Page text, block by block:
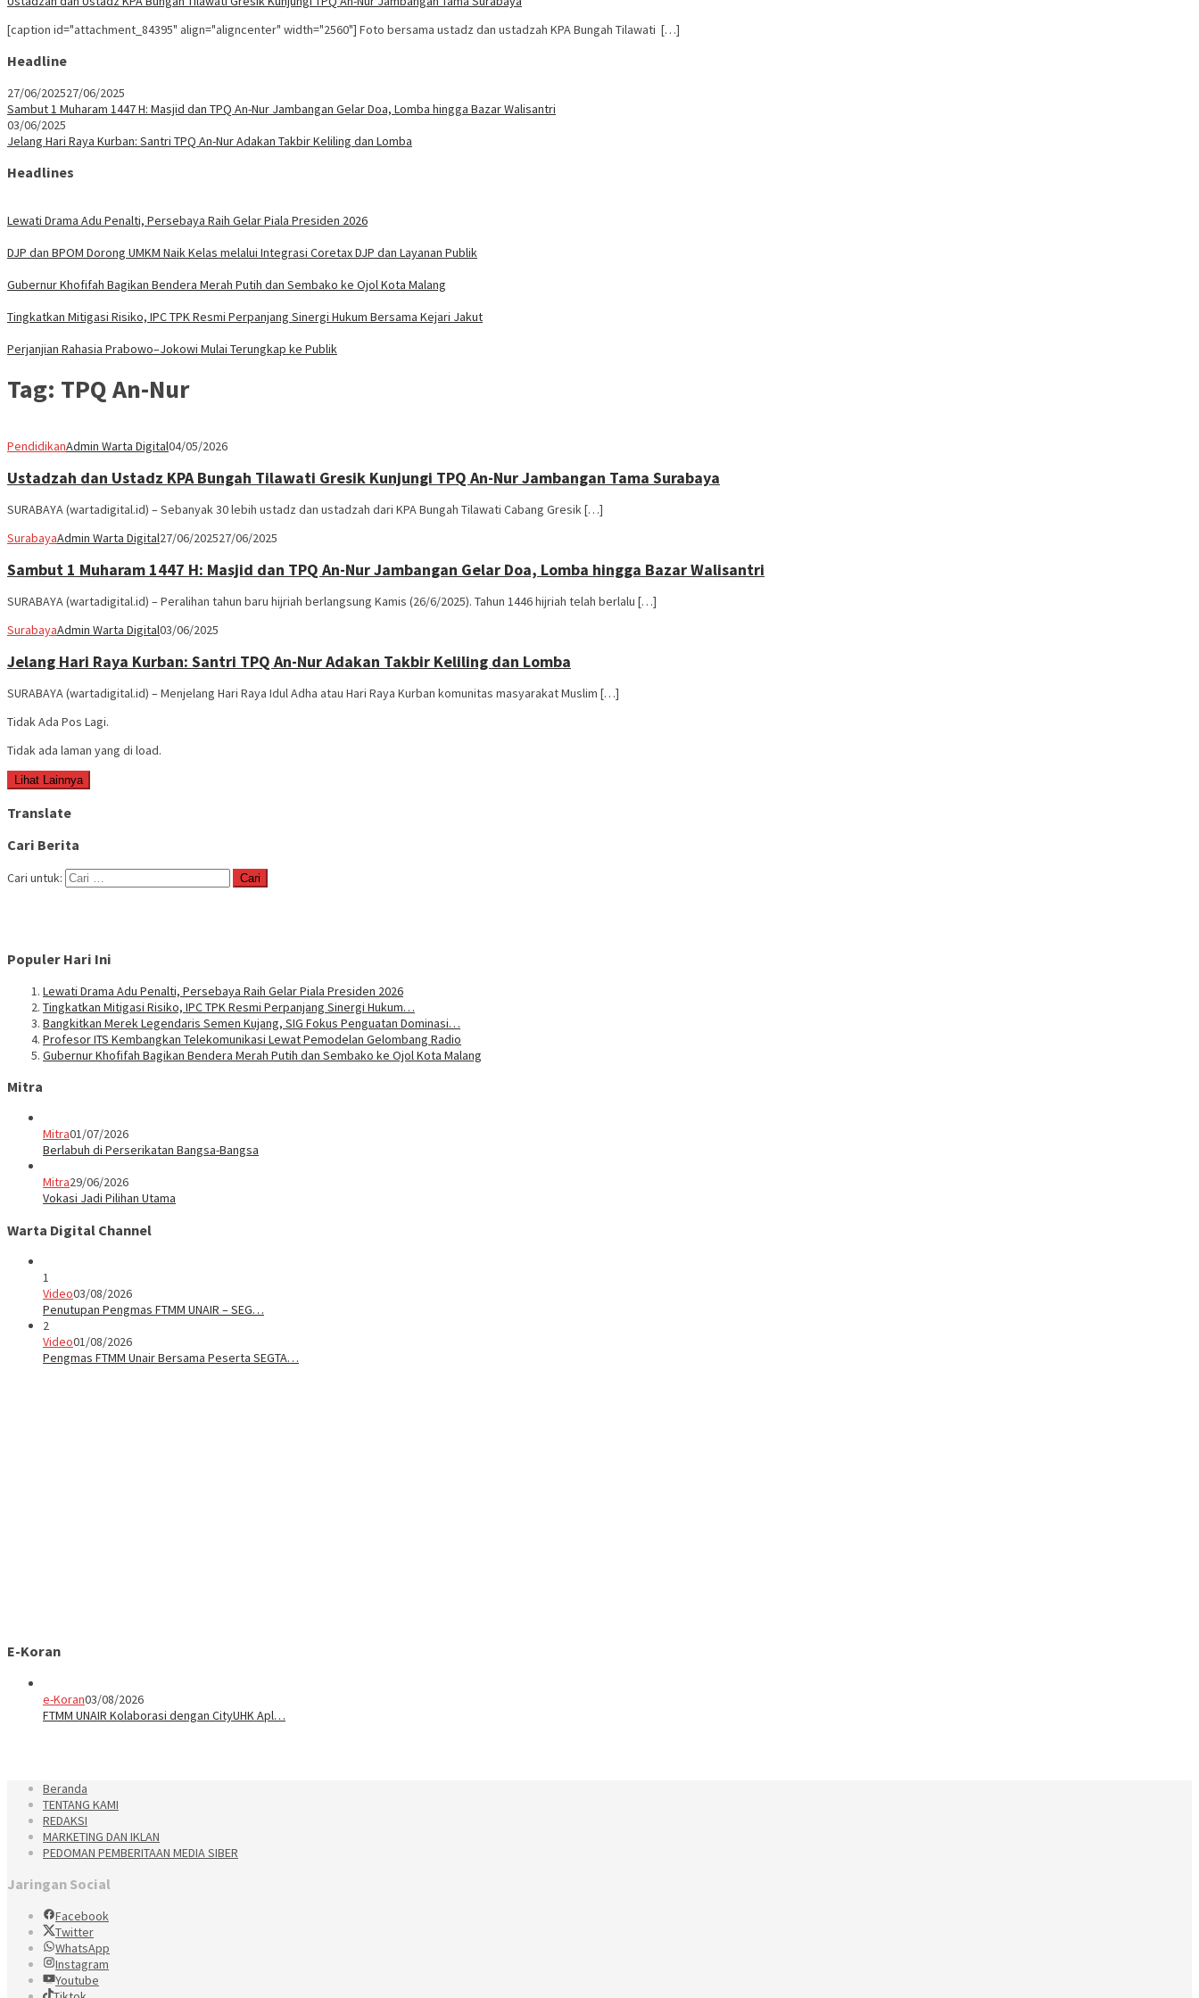
[caption id="attachment_84395" align="aligncenter" width="2560"] Foto bersama ustadz dan ustadzah KPA Bungah Tilawati […]
Headline
27/06/202527/06/2025
Sambut 1 Muharam 1447 H: Masjid dan TPQ An-Nur Jambangan Gelar Doa, Lomba hingga Bazar Walisantri
03/06/2025
Jelang Hari Raya Kurban: Santri TPQ An-Nur Adakan Takbir Keliling dan Lomba
Headlines
Lewati Drama Adu Penalti, Persebaya Raih Gelar Piala Presiden 2026
DJP dan BPOM Dorong UMKM Naik Kelas melalui Integrasi Coretax DJP dan Layanan Publik
Gubernur Khofifah Bagikan Bendera Merah Putih dan Sembako ke Ojol Kota Malang
Tingkatkan Mitigasi Risiko, IPC TPK Resmi Perpanjang Sinergi Hukum Bersama Kejari Jakut
Perjanjian Rahasia Prabowo–Jokowi Mulai Terungkap ke Publik
Tag: TPQ An-Nur
PendidikanAdmin Warta Digital04/05/2026
Ustadzah dan Ustadz KPA Bungah Tilawati Gresik Kunjungi TPQ An-Nur Jambangan Tama Surabaya
SURABAYA (wartadigital.id) – Sebanyak 30 lebih ustadz dan ustadzah dari KPA Bungah Tilawati Cabang Gresik […]
SurabayaAdmin Warta Digital27/06/202527/06/2025
Sambut 1 Muharam 1447 H: Masjid dan TPQ An-Nur Jambangan Gelar Doa, Lomba hingga Bazar Walisantri
SURABAYA (wartadigital.id) – Peralihan tahun baru hijriah berlangsung Kamis (26/6/2025). Tahun 1446 hijriah telah berlalu […]
SurabayaAdmin Warta Digital03/06/2025
Jelang Hari Raya Kurban: Santri TPQ An-Nur Adakan Takbir Keliling dan Lomba
SURABAYA (wartadigital.id) – Menjelang Hari Raya Idul Adha atau Hari Raya Kurban komunitas masyarakat Muslim […]
Tidak Ada Pos Lagi.
Tidak ada laman yang di load.
Lihat Lainnya
Translate
Cari Berita
Cari untuk:
Populer Hari Ini
Lewati Drama Adu Penalti, Persebaya Raih Gelar Piala Presiden 2026
Tingkatkan Mitigasi Risiko, IPC TPK Resmi Perpanjang Sinergi Hukum…
Bangkitkan Merek Legendaris Semen Kujang, SIG Fokus Penguatan Dominasi…
Profesor ITS Kembangkan Telekomunikasi Lewat Pemodelan Gelombang Radio
Gubernur Khofifah Bagikan Bendera Merah Putih dan Sembako ke Ojol Kota Malang
Mitra
Mitra01/07/2026
Berlabuh di Perserikatan Bangsa-Bangsa
Mitra29/06/2026
Vokasi Jadi Pilihan Utama
Warta Digital Channel
1
Video03/08/2026
Penutupan Pengmas FTMM UNAIR – SEG…
2
Video01/08/2026
Pengmas FTMM Unair Bersama Peserta SEGTA…
E-Koran
e-Koran03/08/2026
FTMM UNAIR Kolaborasi dengan CityUHK Apl…
Beranda
TENTANG KAMI
REDAKSI
MARKETING DAN IKLAN
PEDOMAN PEMBERITAAN MEDIA SIBER
Jaringan Social
Facebook
Twitter
WhatsApp
Instagram
Youtube